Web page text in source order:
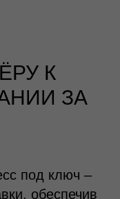
К
ЗА
под ключ –
обеспечив